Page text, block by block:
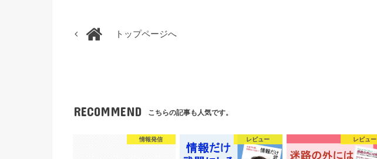
トップページへ
RECOMMEND こちらの記事も人気です。
情報発信 レビュー レビュー